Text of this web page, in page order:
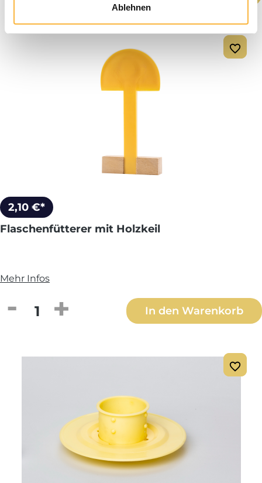
Ablehnen
2,10 €*
Flaschenfütterer mit Holzkeil
Mehr Infos
Produkt Anzahl: Gib den gewünschten
In den Warenkorb